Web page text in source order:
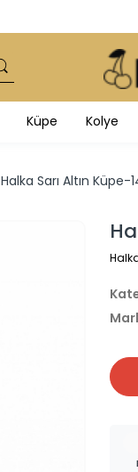
Küpe Kolye
Halka Sarı Altın Küpe-